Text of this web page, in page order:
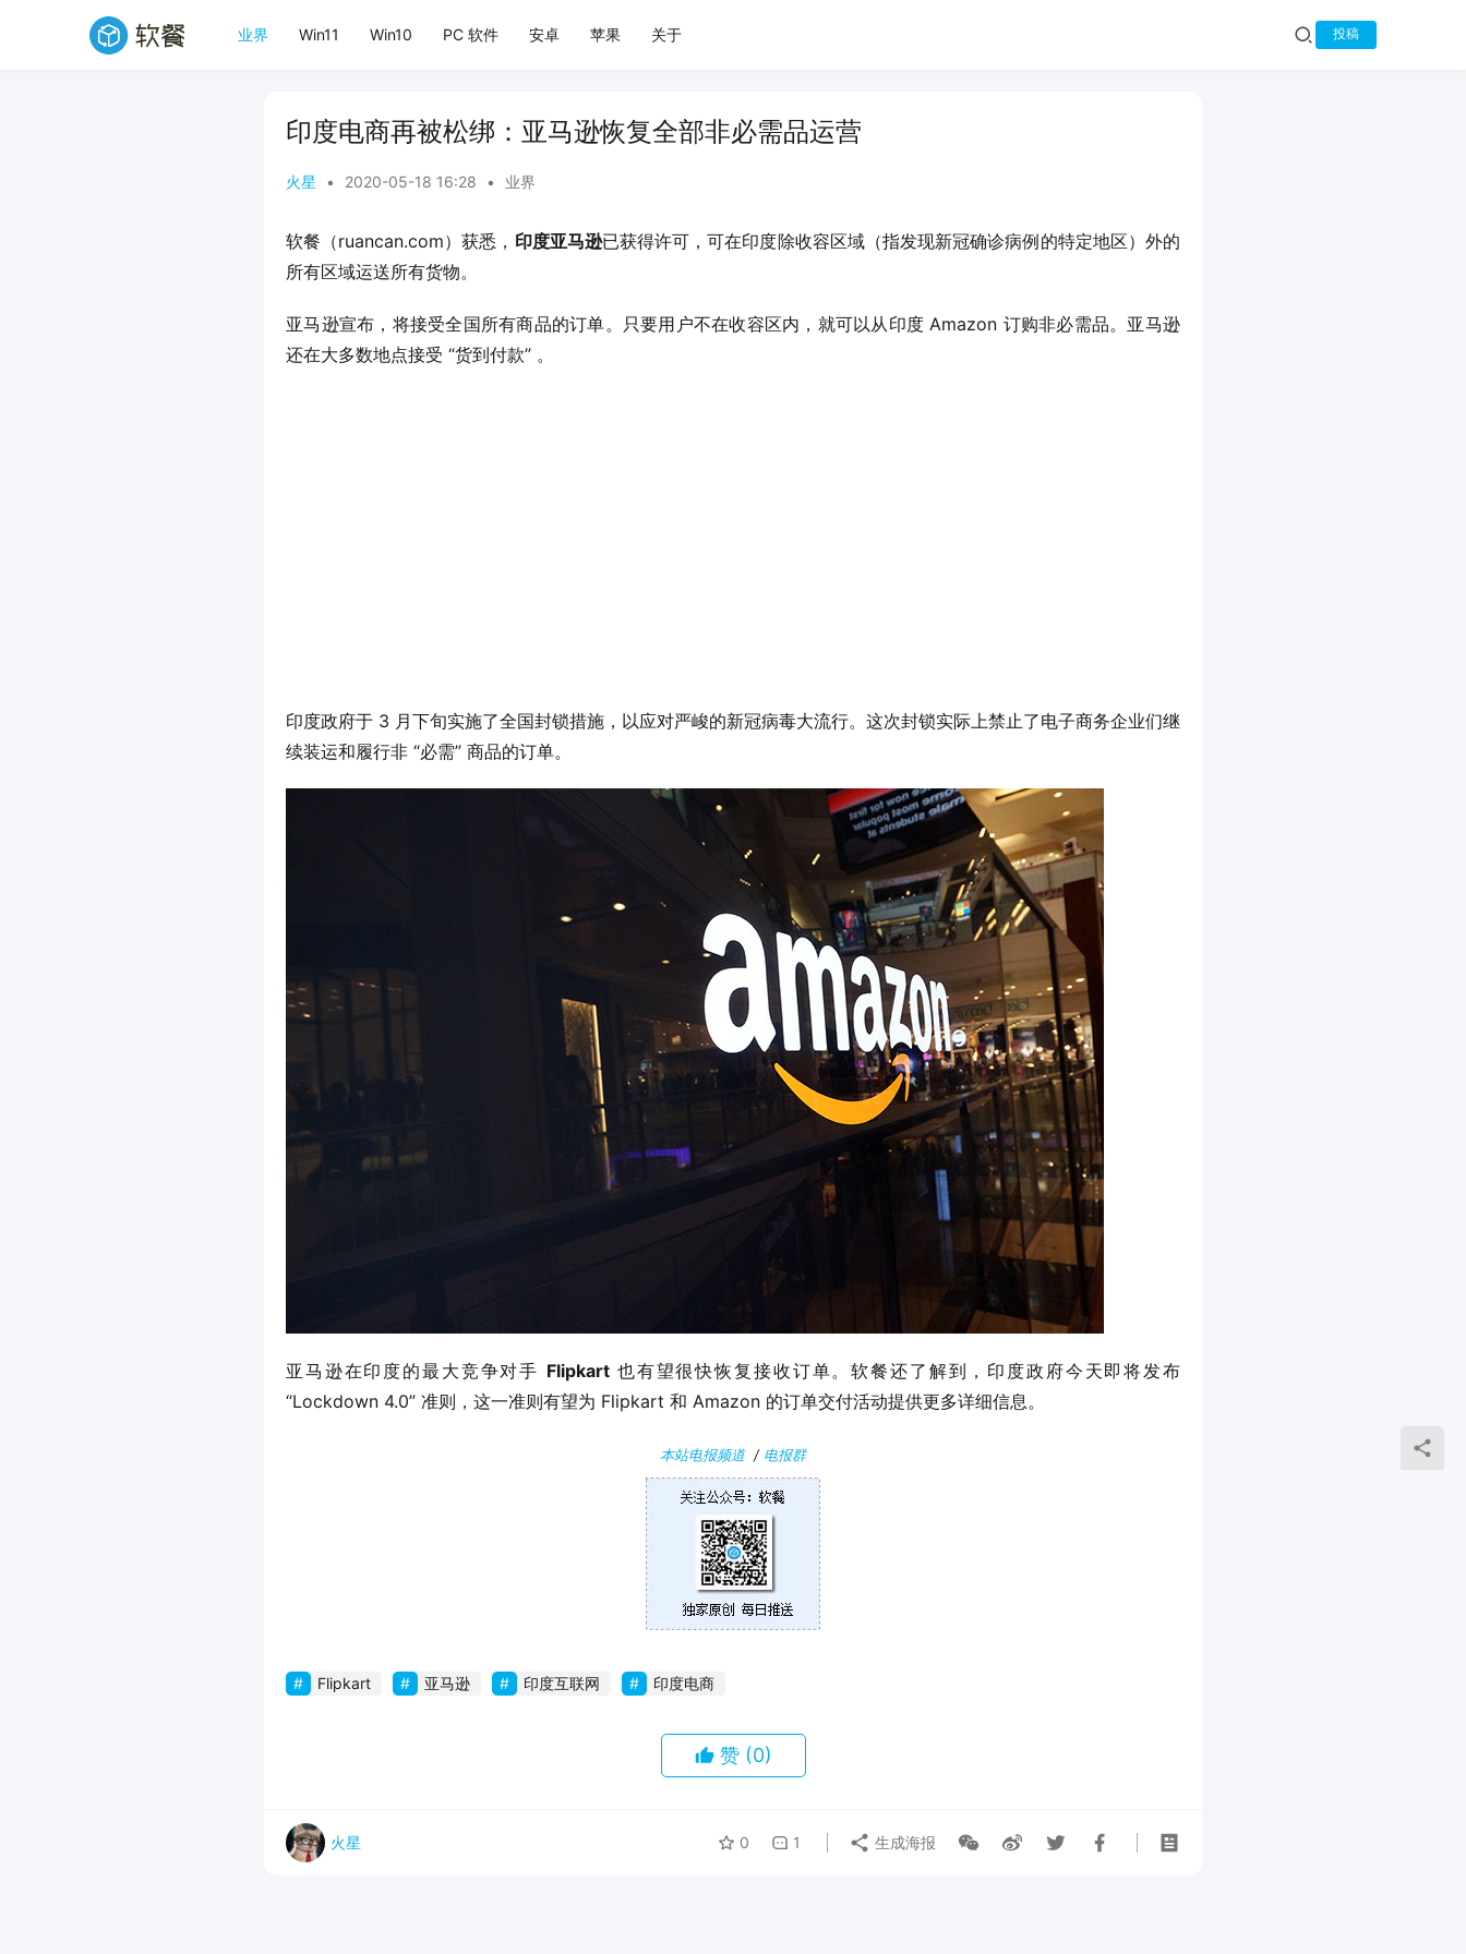
业界 Win11 Win10 PC 软件 安卓 苹果 关于 投稿
印度电商再被松绑：亚马逊恢复全部非必需品运营
火星 • 2020-05-18 16:28 • 业界
软餐（ruancan.com）获悉， 印度亚马逊已获得许可，可在印度除收容区域（指发现新冠确诊病例的特定地区）外的
所有区域运送所有货物。
亚马逊宣布，将接受全国所有商品的订单。只要用户不在收容区内，就可以从印度 Amazon 订购非必需品。亚马逊
还在大多数地点接受 “货到付款” 。
印度政府于 3 月下旬实施了全国封锁措施，以应对严峻的新冠病毒大流行。这次封锁实际上禁止了电子商务企业们继
续装运和履行非 “必需” 商品的订单。
亚马逊在印度的最大竞争对手 Flipkart 也有望很快恢复接收订单。软餐还了解到，印度政府今天即将发布
“Lockdown 4.0” 准则，这一准则有望为 Flipkart 和 Amazon 的订单交付活动提供更多详细信息。
本站电报频道/ 电报群
Flipkart 亚马逊 印度互联网 印度电商
赞 (0)
火星 0 1 生成海报